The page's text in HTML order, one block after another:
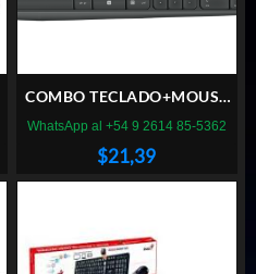
COMBO TECLADO+MOUSE
LOGITECH MK235
$21,39
WhatsApp al +54 9 2614 85-5362